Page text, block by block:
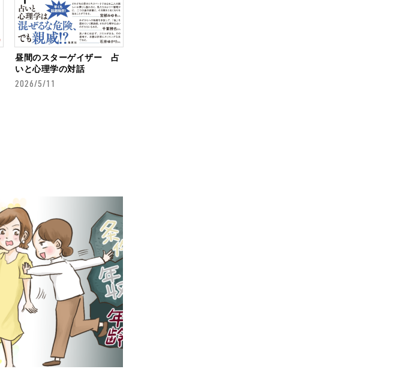
昼間のスターゲイザー 占
いと心理学の対話
2026/5/11